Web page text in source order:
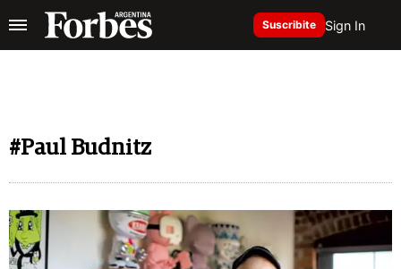
Suscribite Sign In
#Paul Budnitz